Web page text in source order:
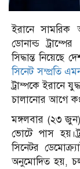
ইরানে সামরিক
ডোনাল্ড
সিদ্ধান্ত
সিনেট সম্প্রতি
ট্রাম্পকে ইরানে
চালানোর আগে
মঙ্গলবার (২৩ জুন)
ভোটে পাস
সিনেটর
অনুমোদিত হয়,